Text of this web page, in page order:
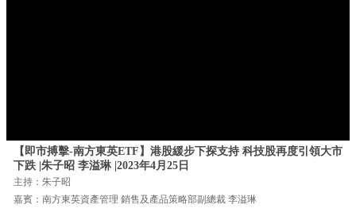
【即市搏擊-南方東英ETF】港股緩步下探支持 科技股再度引領大市
下跌 |朱子昭 李溢琳 |2023年4月25日
主持：朱子昭
嘉賓：南方東英資產管理 銷售及產品策略部副總裁 李溢琳